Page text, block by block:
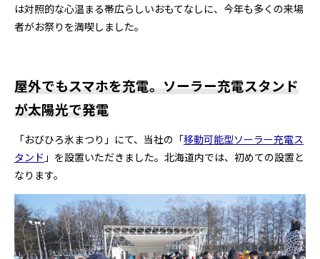
は対照的な心温まる帯広らしいおもてなしに、今年も多くの来場
者がお祭りを満喫しました。
屋外でもスマホを充電。ソーラー充電スタンド
が太陽光で発電
「おびひろ氷まつり」にて、当社の「移動可能型ソーラー充電ス
タンド 」を設置いただきました。北海道内では、初めての設置と
なります。